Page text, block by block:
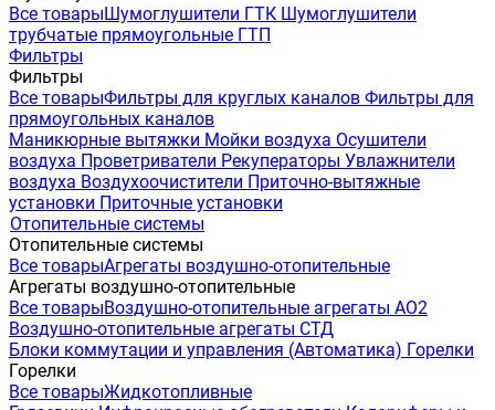
Все товарыШумоглушители ГТК Шумоглушители
трубчатые прямоугольные ГТП
Фильтры
Фильтры
Все товарыФильтры для круглых каналов Фильтры для
прямоугольных каналов
Маникюрные вытяжки Мойки воздуха Осушители
воздуха Проветриватели Рекуператоры Увлажнители
воздуха Воздухоочистители Приточно-вытяжные
установки Приточные установки
Отопительные системы
Отопительные системы
Все товарыАгрегаты воздушно-отопительные
Агрегаты воздушно-отопительные
Все товарыВоздушно-отопительные агрегаты АО2
Воздушно-отопительные агрегаты СТД
Блоки коммутации и управления (Автоматика) Горелки
Горелки
Все товарыЖидкотопливные